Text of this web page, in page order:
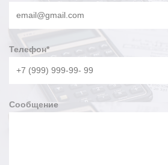
Телефон*
Сообщение